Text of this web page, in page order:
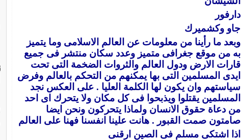
دارفور
جاو وكشميرك
وبعد ما رأينا من معلومات عن العالم الاسلامى وما يتميز
به من موقع جغرافى متميز وعدد سكان منتشر فى جميع
قارات الارض ودول العالم والثروات الضخمة التى تحت
ايدى المسلمين التى بها يمكنهم من التحكم بالعالم وفرض
سياستهم وان يكون لها الكلمة العليا . على العكس نجد
المسلمين يقتلوا ويذبحوا فى كل مكان ولا يتحرك اى احد
من دعاة حقوق الانسان ولماذا يتحركون ونحن ايضا
صامتون صمت القبور . هانت علينا انفسنا فهنا على العالم
اذا اشتكى مسلم فى الصين ارقنى